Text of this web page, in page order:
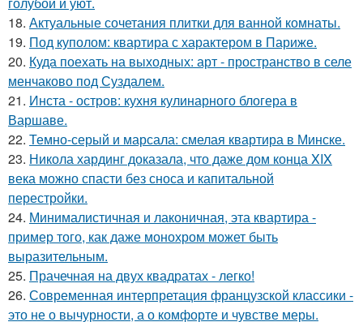
18. Актуальные сочетания плитки для ванной комнаты.
19. Под куполом: квартира с характером в Париже.
20. Куда поехать на выходных: арт - пространство в селе
менчаково под Суздалем.
21. Инста - остров: кухня кулинарного блогера в
Варшаве.
22. Темно-серый и марсала: смелая квартира в Минске.
23. Никола хардинг доказала, что даже дом конца XIX
века можно спасти без сноса и капитальной
перестройки.
24. Минималистичная и лаконичная, эта квартира -
пример того, как даже монохром может быть
выразительным.
25. Прачечная на двух квадратах - легко!
26. Современная интерпретация французской классики -
это не о вычурности, а о комфорте и чувстве меры.